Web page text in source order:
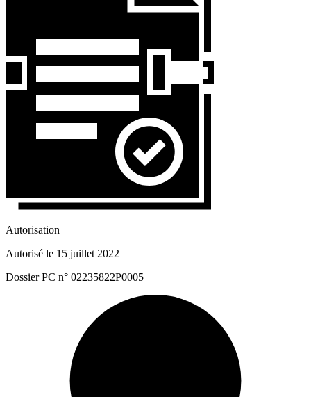
Autorisation
Autorisé le 15 juillet 2022
Dossier PC n° 02235822P0005